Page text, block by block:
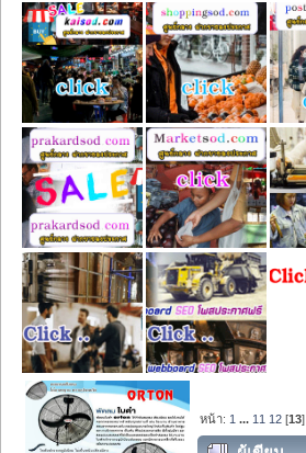
หน้า: 1 ... 11 12 [13]